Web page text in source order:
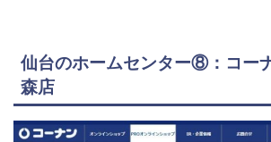
仙台のホームセンター⑧：コー
森店